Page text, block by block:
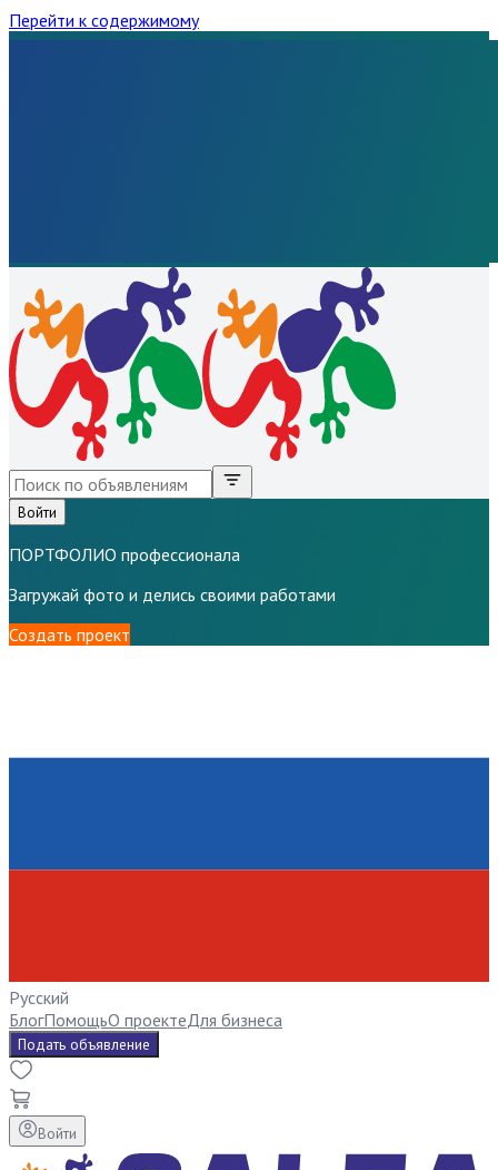
Перейти к содержимому
Войти
ПОРТФОЛИО профессионала
Загружай фото и делись своими работами
Создать проект
Русский
БлогПомощьО проектеДля бизнеса
Подать объявление
Войти